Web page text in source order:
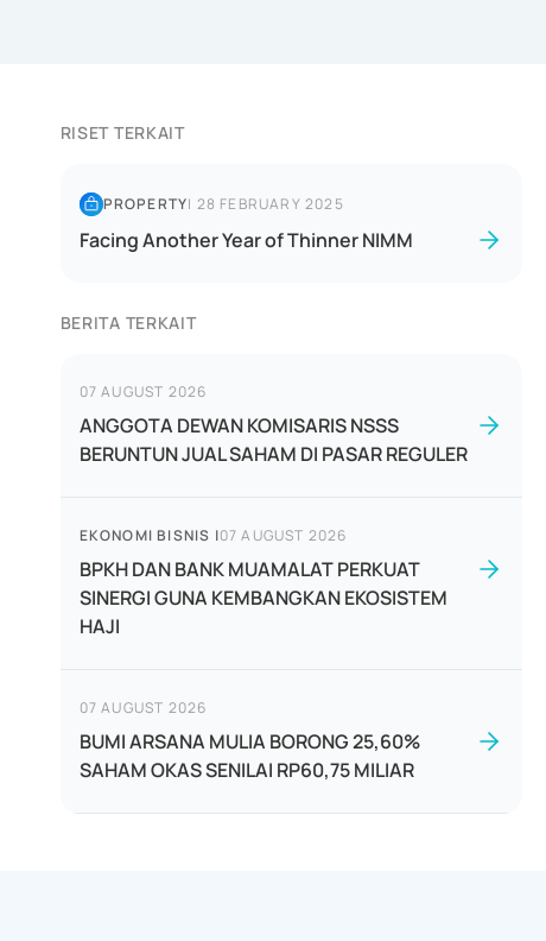
RISET TERKAIT
PROPERTY| 28 FEBRUARY 2025
Facing Another Year of Thinner NIMM
BERITA TERKAIT
07 AUGUST 2026
ANGGOTA DEWAN KOMISARIS NSSS
BERUNTUN JUAL SAHAM DI PASAR REGULER
EKONOMI BISNIS |07 AUGUST 2026
BPKH DAN BANK MUAMALAT PERKUAT
SINERGI GUNA KEMBANGKAN EKOSISTEM
HAJI
07 AUGUST 2026
BUMI ARSANA MULIA BORONG 25,60%
SAHAM OKAS SENILAI RP60,75 MILIAR